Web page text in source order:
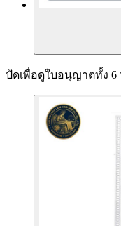
ปัดเพื่อดูใบอนุญาตทั้ง 6